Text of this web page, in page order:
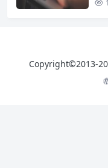
Copyright©2013-